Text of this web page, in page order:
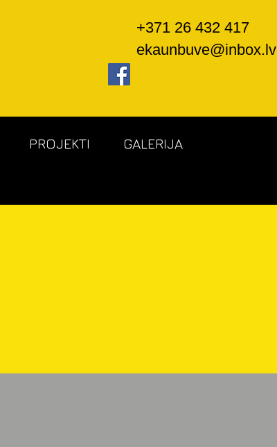
+371 26 432 417
ekaunbuve@inbox.lv
PROJEKTI GALERIJA